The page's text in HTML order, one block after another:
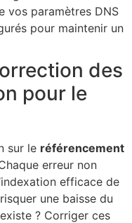
vos paramètres DNS
pour maintenir un
des
pour le
sur le référencement
erreur non
efficace de
une baisse du
? Corriger ces